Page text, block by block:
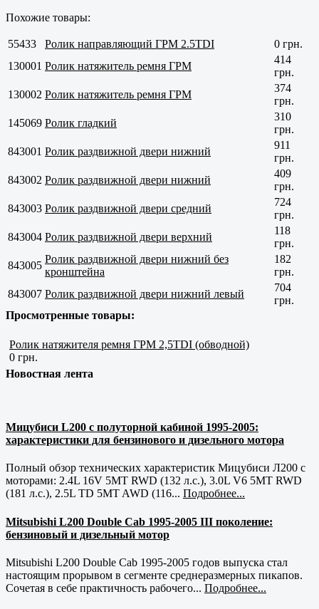
Похожие товары:
55433 Ролик направляющий ГРМ 2.5TDI
0 грн.
130001 Ролик натяжитель ремня ГРМ
414
грн.
130002 Ролик натяжитель ремня ГРМ
374
грн.
145069 Ролик гладкий
310
грн.
843001 Ролик раздвижной двери нижний
911
грн.
843002 Ролик раздвижной двери нижний
409
грн.
843003 Ролик раздвижной двери средний
724
грн.
843004 Ролик раздвижной двери верхний
118
грн.
843005
Ролик раздвижной двери нижний без
кронштейна
182
грн.
843007 Ролик раздвижной двери нижний левый
704
грн.
Просмотренные товары:
Ролик натяжителя ремня ГРМ 2,5TDI (обводной)
0 грн.
Новостная лента
Мицубиси L200 с полуторной кабиной 1995-2005:
характеристики для бензинового и дизельного мотора
Полный обзор технических характеристик Мицубиси Л200 с
моторами: 2.4L 16V 5MT RWD (132 л.с.), 3.0L V6 5MT RWD
(181 л.с.), 2.5L TD 5MT AWD (116... Подробнее...
Mitsubishi L200 Double Cab 1995-2005 III поколение:
бензиновый и дизельный мотор
Mitsubishi L200 Double Cab 1995-2005 годов выпуска стал
настоящим прорывом в сегменте среднеразмерных пикапов.
Сочетая в себе практичность рабочего... Подробнее...